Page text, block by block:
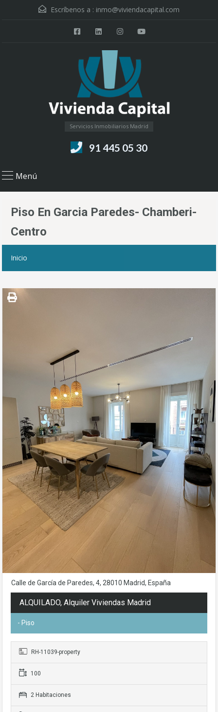
Escríbenos a : inmo@viviendacapital.com
Servicios Inmobiliarios Madrid
91 445 05 30
Menú
Piso En Garcia Paredes- Chamberi-
Centro
Inicio
Calle de García de Paredes, 4, 28010 Madrid, España
ALQUILADO, Alquiler Viviendas Madrid
- Piso
RH-11039-property
100
2 Habitaciones